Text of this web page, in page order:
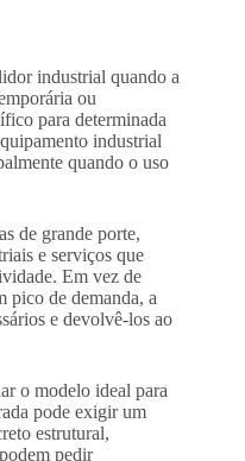
industrial quando a
ou
para determinada
industrial
quando o uso
de grande porte,
e serviços que
Em vez de
pico de demanda, a
e devolvê-los ao
o modelo ideal para
pode exigir um
estrutural,
pedir